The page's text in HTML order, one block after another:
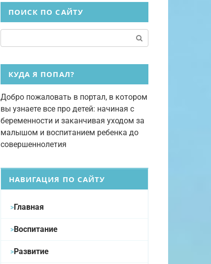
ПОИСК ПО САЙТУ
КУДА Я ПОПАЛ?
Добро пожаловать в портал, в котором
вы узнаете все про детей: начиная с
беременности и заканчивая уходом за
малышом и воспитанием ребенка до
совершеннолетия
НАВИГАЦИЯ ПО САЙТУ
Главная
Воспитание
Развитие